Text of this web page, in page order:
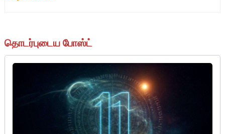
தொடர்புடைய போஸ்ட்